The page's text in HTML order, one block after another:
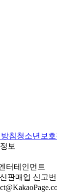
침청소년보
보
터테인먼트
판매업 신고